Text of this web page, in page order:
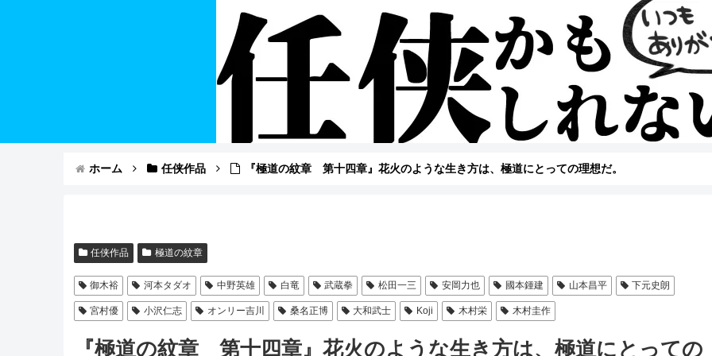
ホーム 任侠作品 『極道の紋章 第十四章』花火のような生き方は、極道にとっての理想だ。
任侠作品 極道の紋章
御木裕 河本タダオ 中野英雄 白竜 武蔵拳 松田一三 安岡力也 國本鍾建 山本昌平 下元史朗
宮村優 小沢仁志 オンリー吉川 桑名正博 大和武士 Koji 木村栄 木村圭作
『極道の紋章 第十四章』花火のような生き方は、極道にとっての